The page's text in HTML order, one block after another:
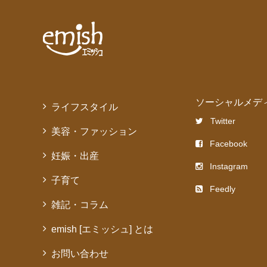
ライフスタイル
美容・ファッション
妊娠・出産
子育て
雑記・コラム
emish [エミッシュ] とは
お問い合わせ
ソーシャルメデ
Twitter
Facebook
Instagram
Feedly